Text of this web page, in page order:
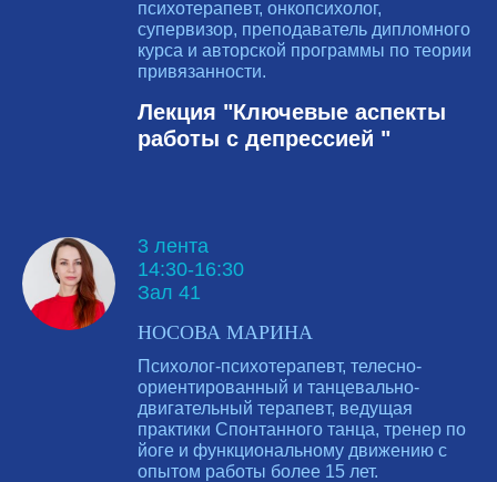
психотерапевт, онкопсихолог,
супервизор, преподаватель дипломного
курса и авторской программы по теории
привязанности.
Лекция "Ключевые аспекты
работы с депрессией "
3 лента
14:30-16:30
Зал 41
НОСОВА МАРИНА
Психолог-психотерапевт, телесно-
ориентированный и танцевально-
двигательный терапевт, ведущая
практики Спонтанного танца, тренер по
йоге и функциональному движению с
опытом работы более 15 лет.